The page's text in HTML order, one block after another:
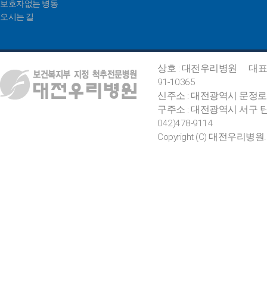
보호자없는 병동
오시는 길
상호 : 대전우리병원
대
91-10365
신주소 : 대전광역시 문정
구주소 : 대전광역시 서구
042)478-9114
Copyright (C) 대전우리병원